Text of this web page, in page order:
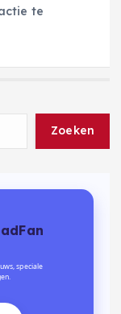
te
Zoeken
speciale